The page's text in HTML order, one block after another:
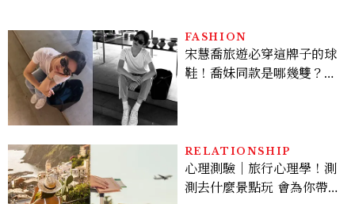
FASHION
宋慧喬旅遊必穿這牌子的球
鞋！喬妹同款是哪幾雙？
RELATIONSHIP
心理測驗｜旅行心理學！測
測去什麼景點玩 會為你帶來